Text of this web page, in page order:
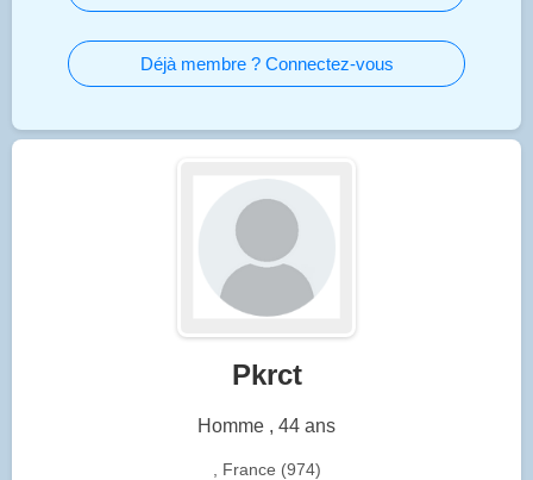
Déjà membre ? Connectez-vous
Pkrct
Homme , 44 ans
, France (974)